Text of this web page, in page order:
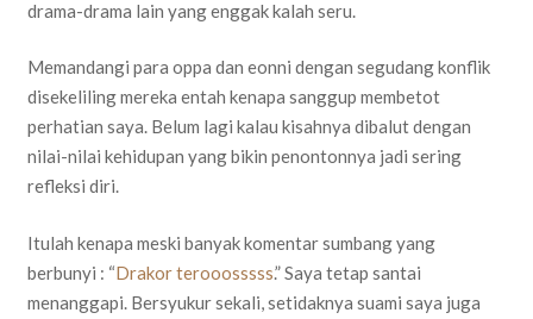
drama-drama lain yang enggak kalah seru.
Memandangi para oppa dan eonni dengan segudang konflik
disekeliling mereka entah kenapa sanggup membetot
perhatian saya. Belum lagi kalau kisahnya dibalut dengan
nilai-nilai kehidupan yang bikin penontonnya jadi sering
refleksi diri.
Itulah kenapa meski banyak komentar sumbang yang
berbunyi : “Drakor terooosssss.” Saya tetap santai
menanggapi. Bersyukur sekali, setidaknya suami saya juga